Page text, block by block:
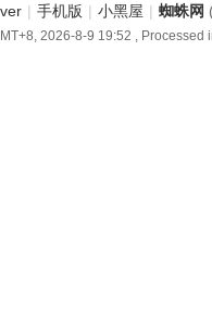
| 手机版 | 小黑屋 | 蜘蛛网
2026-8-9 19:52 , Processed